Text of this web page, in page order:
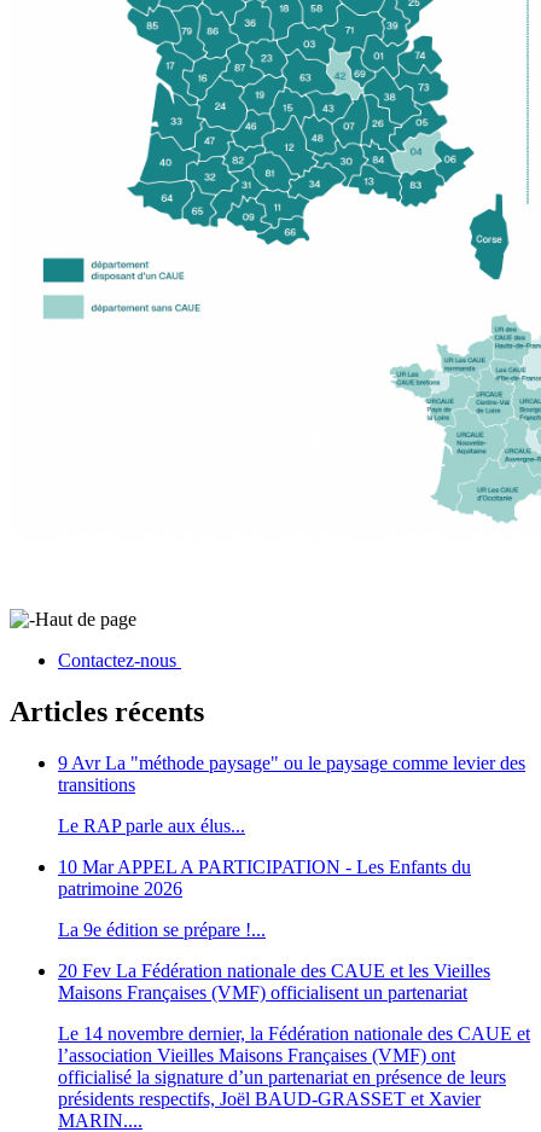
Haut de page
Contactez-nous
Articles récents
9 Avr La "méthode paysage" ou le paysage comme levier des
transitions
Le RAP parle aux élus...
10 Mar APPEL A PARTICIPATION - Les Enfants du
patrimoine 2026
La 9e édition se prépare !...
20 Fev La Fédération nationale des CAUE et les Vieilles
Maisons Françaises (VMF) officialisent un partenariat
Le 14 novembre dernier, la Fédération nationale des CAUE et
l’association Vieilles Maisons Françaises (VMF) ont
officialisé la signature d’un partenariat en présence de leurs
présidents respectifs, Joël BAUD-GRASSET et Xavier
MARIN....